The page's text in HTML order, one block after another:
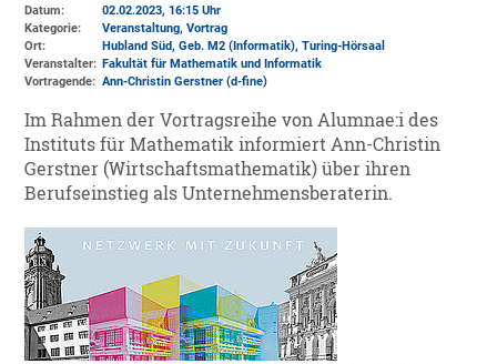
Datum:
02.02.2023, 16:15 Uhr
Kategorie:
Veranstaltung, Vortrag
Ort:
Hubland Süd, Geb. M2 (Informatik), Turing-Hörsaal
Veranstalter: Fakultät für Mathematik und Informatik
Vortragende: Ann-Christin Gerstner (d-fine)
Im Rahmen der Vortragsreihe von Alumnae:i des
Instituts für Mathematik informiert Ann-Christin
Gerstner (Wirtschaftsmathematik) über ihren
Berufseinstieg als Unternehmensberaterin.